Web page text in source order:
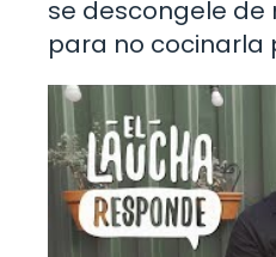
se descongele de
para no cocinarla